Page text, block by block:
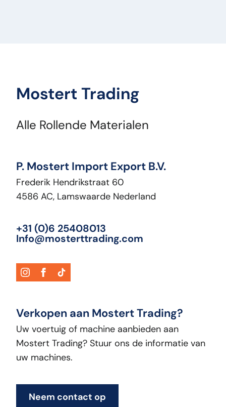
Mostert Trading
Alle Rollende Materialen
P. Mostert Import Export B.V.
Frederik Hendrikstraat 60
4586 AC, Lamswaarde Nederland
+31 (0)6 25408013
Info@mosterttrading.com
Verkopen aan Mostert Trading?
Uw voertuig of machine aanbieden aan
Mostert Trading? Stuur ons de informatie van
uw machines.
Neem contact op